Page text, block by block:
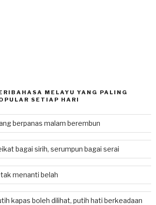
MELAYU YANG PALING
SETIAP HARI
berpanas malam berembun
bagai sirih, serumpun bagai serai
menanti belah
kapas boleh dilihat, putih hati berkeadaan